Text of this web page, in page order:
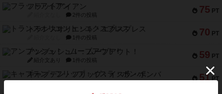
75 PT
フラットアイアン
2件の投稿
70 PT
トランスオリエント・エクスプレス
1件の投稿
59 PT
アンブッシュ！：ムーブアウト！
紹介文あり 1件の投稿
51 PT
キャプテン・フリップ：イスラ・ボンバ